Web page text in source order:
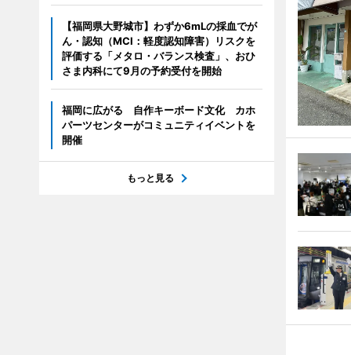
【福岡県大野城市】わずか6mLの採血でが
ん・認知（MCI：軽度認知障害）リスクを
評価する「メタロ・バランス検査」、おひ
さま内科にて9月の予約受付を開始
福岡に広がる 自作キーボード文化 カホ
パーツセンターがコミュニティイベントを
開催
もっと見る